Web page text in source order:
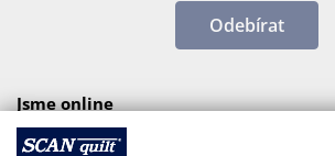
Odebírat
Jsme online